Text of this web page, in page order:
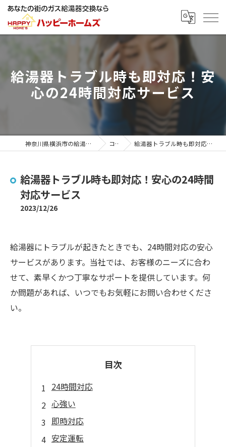
給湯器トラブル時も即対応！安
心の24時間対応サービス
神奈川県横浜市の給湯器ならハッピーホームズ コラム 給湯器トラブル時も即対応！安心の24時間対応サービス
給湯器トラブル時も即対応！安心の24時間
対応サービス
2023/12/26
給湯器にトラブルが起きたときでも、24時間対応の安心
サービスがあります。当社では、お客様のニーズに合わ
せて、素早くかつ丁寧なサポートを提供しています。何
か問題があれば、いつでもお気軽にお問い合わせくださ
い。
目次
24時間対応
心強い
即時対応
安定運転